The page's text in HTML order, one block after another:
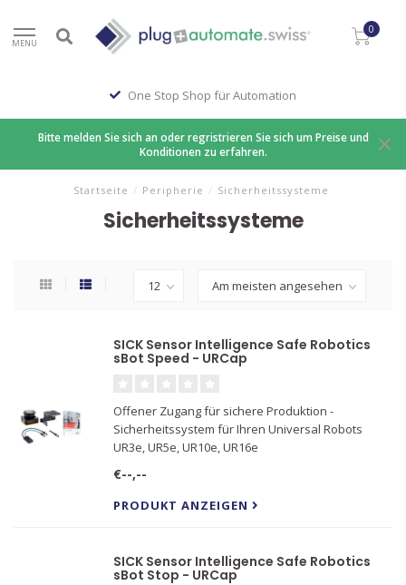
MENU
0
One Stop Shop für Automation
Bitte melden Sie sich an oder regristrieren Sie sich um Preise und
Konditionen zu erfahren.
Startseite / Peripherie / Sicherheitssysteme
Sicherheitssysteme
SICK Sensor Intelligence Safe Robotics
sBot Speed - URCap
Offener Zugang für sichere Produktion -
Sicherheitssystem für Ihren Universal Robots
UR3e, UR5e, UR10e, UR16e
€--,--
PRODUKT ANZEIGEN
SICK Sensor Intelligence Safe Robotics
sBot Stop - URCap